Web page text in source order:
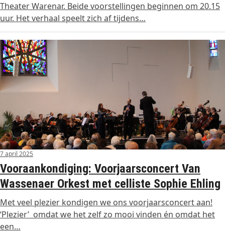
Theater Warenar. Beide voorstellingen beginnen om 20.15
uur. Het verhaal speelt zich af tijdens…
7 april 2025
Vooraankondiging: Voorjaarsconcert Van
Wassenaer Orkest met celliste Sophie Ehling
Met veel plezier kondigen we ons voorjaarsconcert aan!
‘Plezier’ omdat we het zelf zo mooi vinden én omdat het
een…